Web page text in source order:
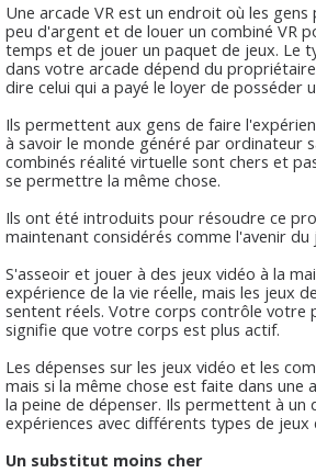
Une arcade VR est un endroit où les
peu d'argent et de louer un combiné VR
temps et de jouer un paquet de jeux. Le
dans votre arcade dépend du
dire celui qui a payé le loyer de posséder
Ils permettent aux gens de faire
à savoir le monde généré par ordinateur
combinés réalité virtuelle sont chers et
se permettre la même chose.
Ils ont été introduits pour résoudre ce
maintenant considérés comme l'avenir du
S'asseoir et jouer à des jeux vidéo à la
expérience de la vie réelle, mais les jeux
sentent réels. Votre corps contrôle votre
signifie que votre corps est plus actif.
Les dépenses sur les jeux vidéo et les
mais si la même chose est faite dans une
la peine de dépenser. Ils permettent à un
expériences avec différents types de jeux
Un substitut moins cher